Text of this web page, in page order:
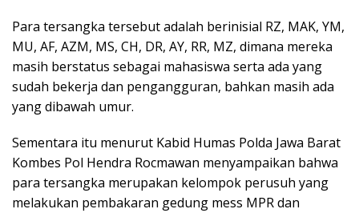
Para tersangka tersebut adalah berinisial RZ, MAK, YM,
MU, AF, AZM, MS, CH, DR, AY, RR, MZ, dimana mereka
masih berstatus sebagai mahasiswa serta ada yang
sudah bekerja dan pengangguran, bahkan masih ada
yang dibawah umur.
Sementara itu menurut Kabid Humas Polda Jawa Barat
Kombes Pol Hendra Rocmawan menyampaikan bahwa
para tersangka merupakan kelompok perusuh yang
melakukan pembakaran gedung mess MPR dan